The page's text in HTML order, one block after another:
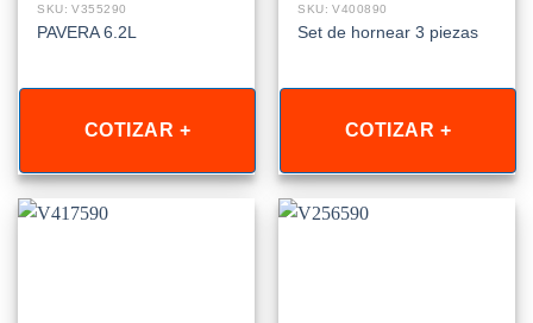
SKU: V355290
PAVERA 6.2L
COTIZAR +
SKU: V400890
Set de hornear 3 piezas
COTIZAR +